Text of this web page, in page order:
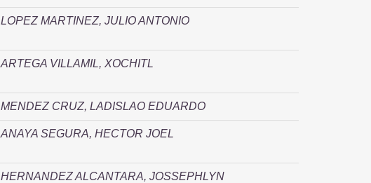
LOPEZ MARTINEZ, JULIO ANTONIO
ARTEGA VILLAMIL, XOCHITL
MENDEZ CRUZ, LADISLAO EDUARDO
ANAYA SEGURA, HECTOR JOEL
HERNANDEZ ALCANTARA, JOSSEPHLYN